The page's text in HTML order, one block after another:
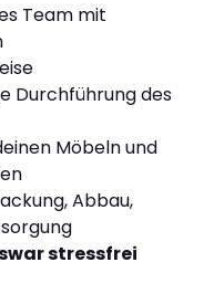
Team mit
Durchführung des
Möbeln und
Abbau,
stressfrei